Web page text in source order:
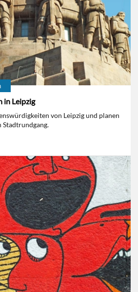
in Leipzig
von Leipzig und planen
Stadtrundgang.